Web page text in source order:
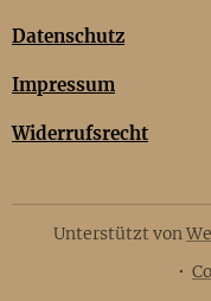
Datenschutz
Impressum
Widerrufsrecht
Unterstützt von